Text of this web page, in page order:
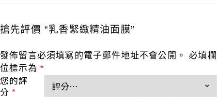
搶先評價 “乳香緊緻精油面膜”
發佈留言必須填寫的電子郵件地址不會公開。
必填欄
位標示為 *
您的評
分 *